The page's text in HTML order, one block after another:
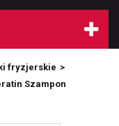
fryzjerskie >
Szampon